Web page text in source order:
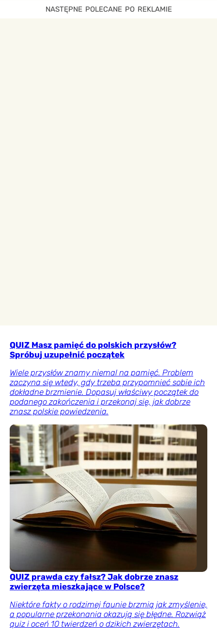
QUIZ Masz pamięć do polskich przysłów?
Spróbuj uzupełnić początek
Wiele przysłów znamy niemal na pamięć. Problem
zaczyna się wtedy, gdy trzeba przypomnieć sobie ich
dokładne brzmienie. Dopasuj właściwy początek do
podanego zakończenia i przekonaj się, jak dobrze
znasz polskie powiedzenia.
QUIZ prawda czy fałsz? Jak dobrze znasz
zwierzęta mieszkające w Polsce?
Niektóre fakty o rodzimej faunie brzmią jak zmyślenie,
a popularne przekonania okazują się błędne. Rozwiąż
quiz i oceń 10 twierdzeń o dzikich zwierzętach.